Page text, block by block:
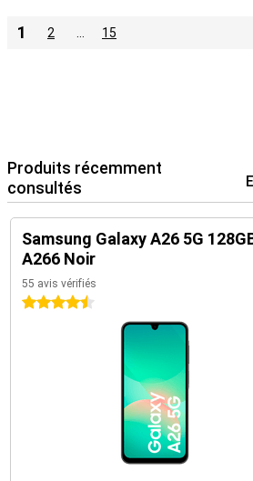
1 2 15
Produits récemment
consultés
Samsung Galaxy A26 5G
A266 Noir
55 avis vérifiés
4.5 étoiles